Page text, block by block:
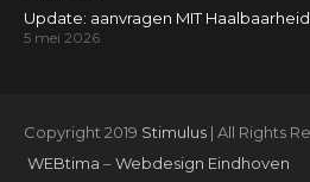
Update: aanvragen MIT
5 mei 2026
Copyright 2019 Stimulus| All Rights
WEBtima –Webdesign Eindhoven